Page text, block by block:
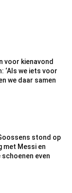
voor kienavond
‘Als we iets voor
we daar samen
stond op
met Messi en
schoenen even